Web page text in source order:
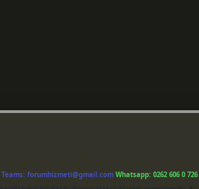
Teams: forumhizmeti@gmail.com Whatsapp: 0262 606 0 726